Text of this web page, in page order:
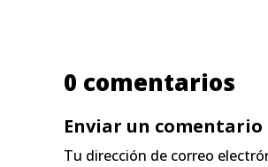
0 comentarios
Enviar un comentario
Tu dirección de correo